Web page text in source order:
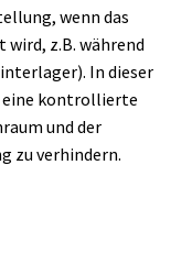
wenn das
z.B. während
In dieser
eine kontrollierte
und der
zu verhindern.